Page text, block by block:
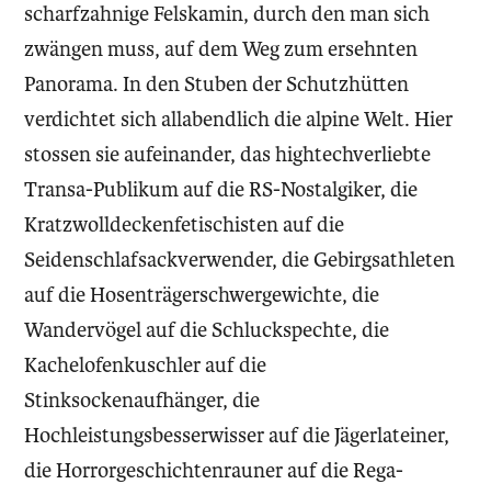
scharfzahnige Felskamin, durch den man sich
zwängen muss, auf dem Weg zum ersehnten
Panorama. In den Stuben der Schutzhütten
verdichtet sich allabendlich die alpine Welt. Hier
stossen sie aufeinander, das hightechverliebte
Transa-Publikum auf die RS-Nostalgiker, die
Kratzwolldeckenfetischisten auf die
Seidenschlafsackverwender, die Gebirgsathleten
auf die Hosenträgerschwergewichte, die
Wandervögel auf die Schluckspechte, die
Kachelofenkuschler auf die
Stinksockenaufhänger, die
Hochleistungsbesserwisser auf die Jägerlateiner,
die Horrorgeschichtenrauner auf die Rega-